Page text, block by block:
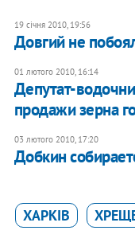
19 січня 2010, 19:56
Довгий не
01 лютого 2010, 16:14
Депутат-
продажи зерна
03 лютого 2010, 17:20
Добкин
ХАРКІВ